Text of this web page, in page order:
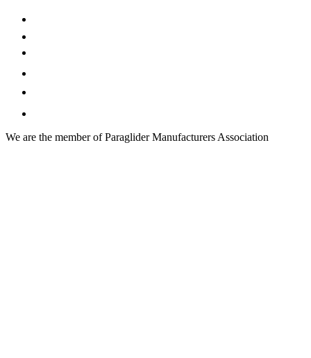
We are the member of Paraglider Manufacturers Association